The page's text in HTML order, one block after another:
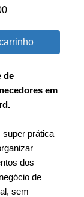
Preço
de
em
super prática
dos
de
sem